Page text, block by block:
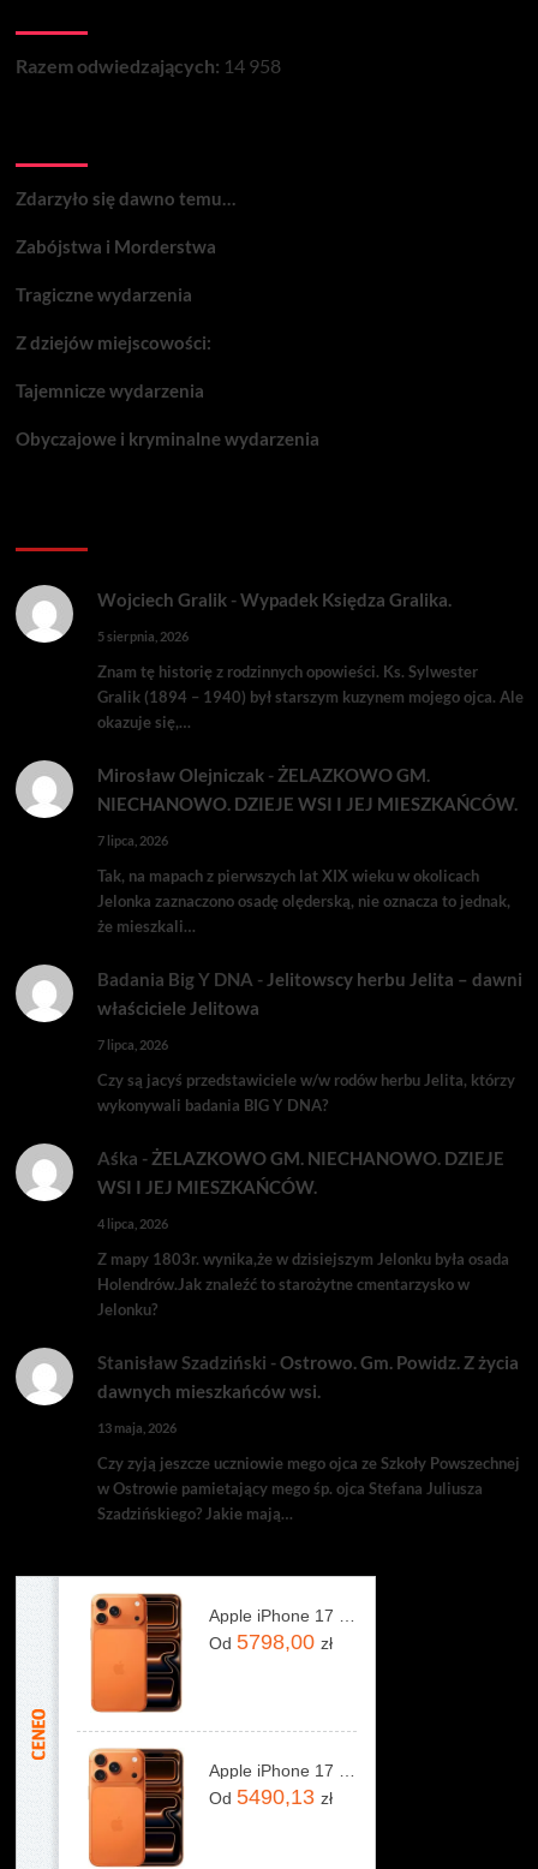
Razem odwiedzających: 14 958
Zdarzyło się dawno temu…
Zabójstwa i Morderstwa
Tragiczne wydarzenia
Z dziejów miejscowości:
Tajemnicze wydarzenia
Obyczajowe i kryminalne wydarzenia
Wojciech Gralik-Wypadek Księdza Gralika.
5 sierpnia, 2026
Znam tę historię z rodzinnych opowieści. Ks. Sylwester
Gralik (1894 – 1940) był starszym kuzynem mojego ojca. Ale
okazuje się,…
Mirosław Olejniczak- ŻELAZKOWO GM.
NIECHANOWO. DZIEJE WSI I JEJ MIESZKAŃCÓW.
7 lipca, 2026
Tak, na mapach z pierwszych lat XIX wieku w okolicach
Jelonka zaznaczono osadę olęderską, nie oznacza to jednak,
że mieszkali…
Badania Big Y DNA - Jelitowscy herbu Jelita – dawni
właściciele Jelitowa
7 lipca, 2026
Czy są jacyś przedstawiciele w/w rodów herbu Jelita, którzy
wykonywali badania BIG Y DNA?
Aśka - ŻELAZKOWO GM. NIECHANOWO. DZIEJE
WSI I JEJ MIESZKAŃCÓW.
4 lipca, 2026
Z mapy 1803r. wynika,że w dzisiejszym Jelonku była osada
Holendrów.Jak znaleźć to starożytne cmentarzysko w
Jelonku?
Stanisław Szadziński -Ostrowo. Gm. Powidz. Z życia
dawnych mieszkańców wsi.
13 maja, 2026
Czy zyją jeszcze uczniowie mego ojca ze Szkoły Powszechnej
w Ostrowie pamietający mego śp. ojca Stefana Juliusza
Szadzińskiego? Jakie mają…
Od 5798,00 zł
Od 5490,13 zł